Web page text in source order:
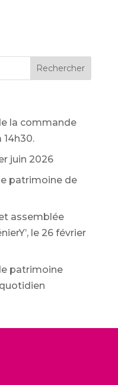
Rechercher
la commande
juin 2026
patrimoine de
assemblée
le 26 février
patrimoine